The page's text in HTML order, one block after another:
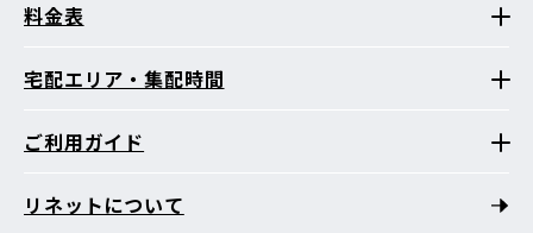
料金表
宅配エリア・集配時間
ご利用ガイド
リネットについて